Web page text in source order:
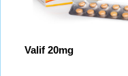
Valif 20mg